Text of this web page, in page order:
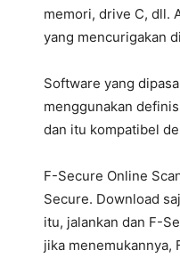
memori, drive C, dll.
yang mencurigakan
Software yang
menggunakan
dan itu kompatibel
F-Secure Online
Secure. Download
itu, jalankan dan F-
jika menemukannya,